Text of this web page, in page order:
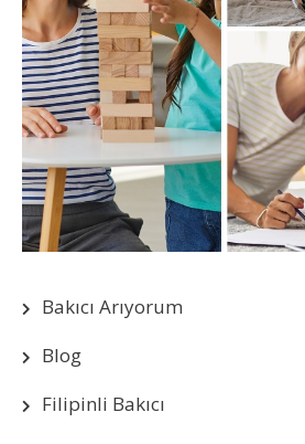
Bakıcı Arıyorum
Blog
Filipinli Bakıcı